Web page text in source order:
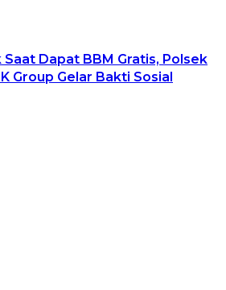
Saat Dapat BBM Gratis, Polsek
Group Gelar Bakti Sosial